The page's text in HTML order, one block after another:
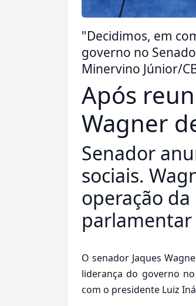
"Decidimos, em
governo no
Minervino Júnior/
Após
Wagner
Senador
sociais.
operação
parlamentar
O senador Jaques
liderança do governo
com o presidente Luiz